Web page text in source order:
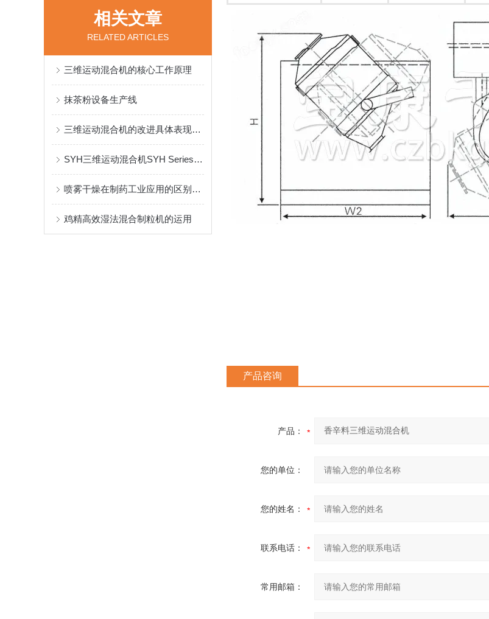
相关文章
RELATED ARTICLES
三维运动混合机的核心工作原理
抹茶粉设备生产线
三维运动混合机的改进具体表现在哪些方面
SYH三维运动混合机SYH Series Three Dimensional Mixer
喷雾干燥在制药工业应用的区别及设备特点
鸡精高效湿法混合制粒机的运用
产品咨询
产品：
您的单位：
您的姓名：
联系电话：
常用邮箱：